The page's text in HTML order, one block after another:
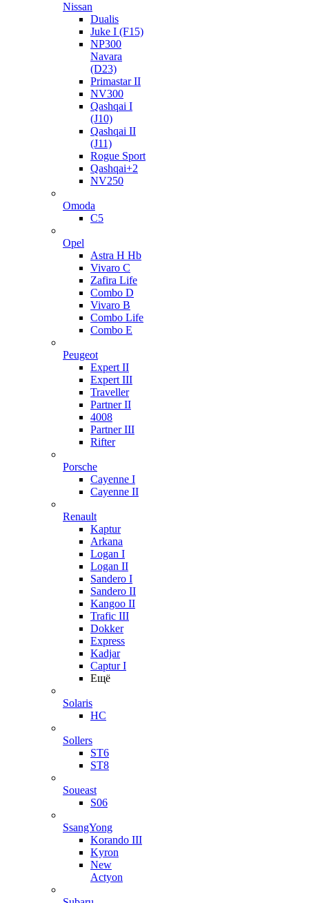
Nissan
Dualis
Juke I (F15)
NP300
Navara
(D23)
Primastar II
NV300
Qashqai I
(J10)
Qashqai II
(J11)
Rogue Sport
Qashqai+2
NV250
Omoda
C5
Opel
Astra H Hb
Vivaro C
Zafira Life
Combo D
Vivaro B
Combo Life
Combo E
Peugeot
Expert II
Expert III
Traveller
Partner II
4008
Partner III
Rifter
Porsche
Cayenne I
Cayenne II
Renault
Kaptur
Arkana
Logan I
Logan II
Sandero I
Sandero II
Kangoo II
Trafic III
Dokker
Express
Kadjar
Captur I
Ещё
Solaris
HC
Sollers
ST6
ST8
Soueast
S06
SsangYong
Korando III
Kyron
New
Actyon